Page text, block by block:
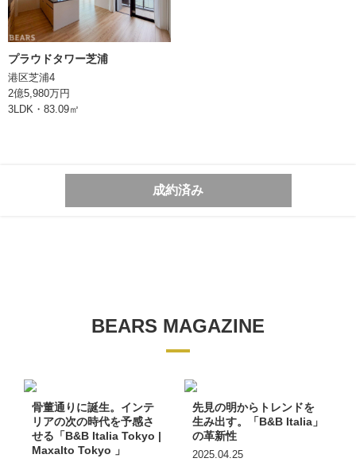
次回更新日 2025/12/23
株式会社BEARS
東京都千代田区丸の内二丁目1番1号
明治安田生命ビル10階
プラウドタワー芝浦
港区芝浦4
2億5,980万円
3LDK・83.09㎡
成約済み
BEARS MAGAZINE
骨董通りに誕生。インテ
リアの次の時代を予感さ
せる「B&B Italia Tokyo |
Maxalto Tokyo 」
先見の明からトレンドを
生み出す。「B&B Italia」
の革新性
2025.04.25